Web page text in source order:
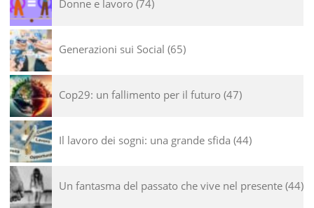
Donne e lavoro 74
Generazioni sui Social 65
Cop29: un fallimento per il futuro 47
Il lavoro dei sogni: una grande sfida 44
Un fantasma del passato che vive nel presente 44